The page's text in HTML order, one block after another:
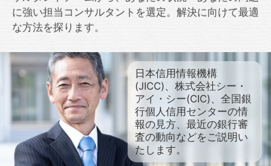
に強い担当コンサルタントを選定。解決に向けて最適
な方法を探ります。
日本信用情報機構
(JICC)、株式会社シー・
アイ・シー(CIC)、全国銀
行個人信用センターの情
報の見方、最近の銀行審
査の動向などをご説明い
たします。